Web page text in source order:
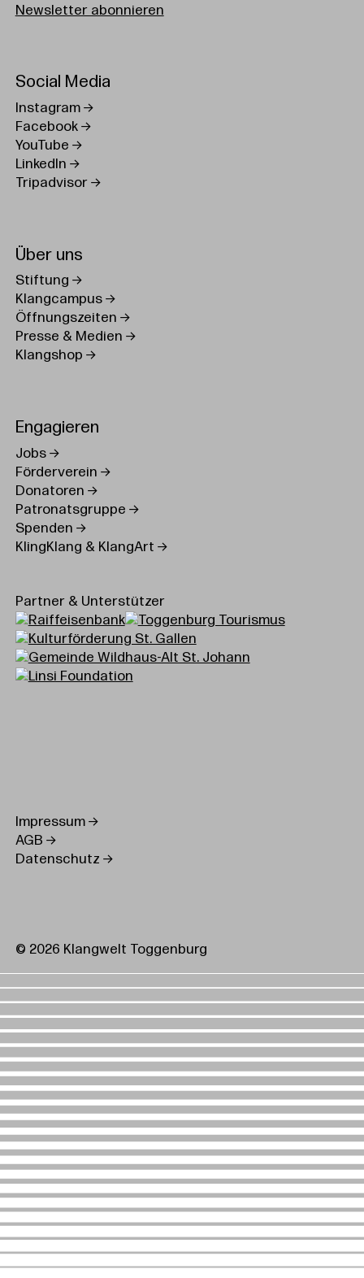
Newsletter abonnieren
Social Media
Instagram
Facebook
YouTube
LinkedIn
Tripadvisor
Über uns
Stiftung
Klangcampus
Öffnungszeiten
Presse & Medien
Klangshop
Engagieren
Jobs
Förderverein
Donatoren
Patronatsgruppe
Spenden
KlingKlang & KlangArt
Partner & Unterstützer
Impressum
AGB
Datenschutz
© 2026 Klangwelt Toggenburg